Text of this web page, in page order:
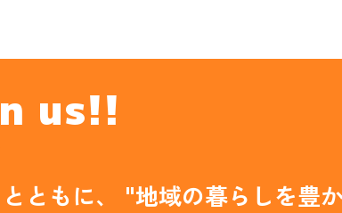
us!!
ともに、
"地域の暮らしを豊